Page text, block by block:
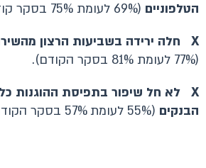
הטלפוניים (69% לעומת 75% בסקר קודם)
X חלה ירידה בשביעות הרצון
(77% לעומת 81% בסקר הקודם).
X לא חל שיפור בתפיסת ההוגנות
הבנקים (55% לעומת 57% בסקר הקודם).